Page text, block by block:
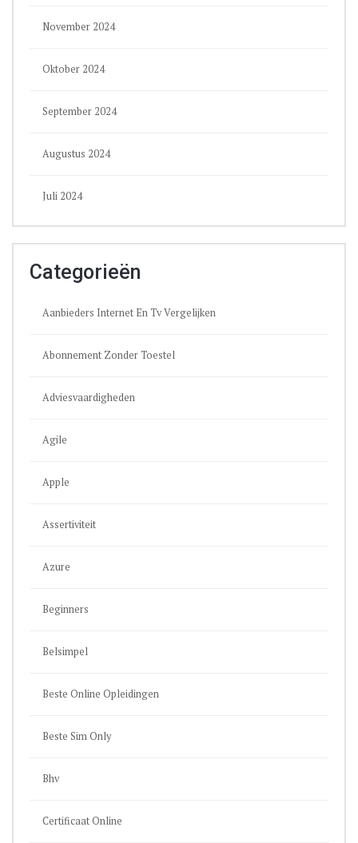
November 2024
Oktober 2024
September 2024
Augustus 2024
Juli 2024
Categorieën
Aanbieders Internet En Tv Vergelijken
Abonnement Zonder Toestel
Adviesvaardigheden
Agile
Apple
Assertiviteit
Azure
Beginners
Belsimpel
Beste Online Opleidingen
Beste Sim Only
Bhv
Certificaat Online